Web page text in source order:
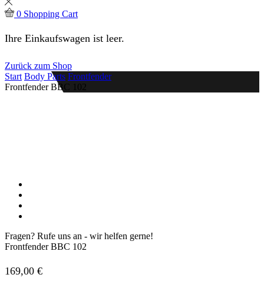
0 Shopping Cart
Ihre Einkaufswagen ist leer.
Zurück zum Shop
Start Body Parts Frontfender
Frontfender BBC 102
Fragen? Rufe uns an - wir helfen gerne!
Frontfender BBC 102
169,00 €